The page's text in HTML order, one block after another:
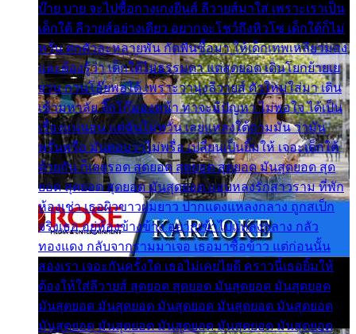
บ๊าย บาย จะไปซื้อกางเกงยีนส์ ลีวายส์มาใส่ เพราะเราเป็น
เด็กใต้ ลีวายส์อย่างเดียว อยากจะโชว์ถึงหิวโซ เด็กใต้ก็ไม่
หวั่น ตกตัวละหลายพัน กัดฟันซื้อมา ให้เด็กเทพเหลียวมอง
และต้องรู้ว่า เด็กใต้ไม่ธรรมดา แต่สุดยอด เดินโยกย้ายเย
ยวน กวนโอ๊ยพอได้ เพราะว่านุ่งลีวายส์ ตัวใหม่ใส่มา เดิน
เข้ามหาลัย จิ๊กโก๊มองหน้า ท่าจะมีปัญหา ไม่พอใจ ได้เป็น
เรื่องแน่นอน แต่ฉันไม่หวั่น เลยแหลงใต้ถามมัน ว่ามัน
พรั่นพรือ มันตอบว่าไม่พรื่อ เปลี่ยนเป็นยิ้มให้ เจอะเด็กใต้
ด้วยกัน ก็เลยรอด สุดยอด สุดยอด สุดยอด มันสุดยอด สุด
ยอด สุดยอด สุดยอด มันสุดยอด แอบหลงรักสาวราม ที่พัก
ห้องเช่า เธอผิวขาวผมยาว ปากแดงแหลงกลาง ถูกสเป็ก
จริงเธอ อยู่ห้องข้างข้าง อยากเข้าไปแหลงกลาง กลัว
ทองแดง กลับจากรามมาเจอ เธอมาซื้อข้าว แต่ก่อนนั้น
สองเรา เจอะกันครั้งใด เธอไม่เคยไยดี คราวนี้เธอยิ้มให้
ต้องให้ใส่ลีวายส์ สุดยอด สุดยอด มันสุดยอด มันสุดยอด
มันสุดยอด มันสุดยอด มันสุดยอด มันสุดยอด มันสุดยอด
มันสุดยอด มันสุดยอด มันสุดยอด มันสุดยอด มันสุดยอด